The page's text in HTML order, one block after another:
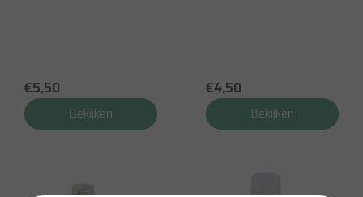
€5,50
Bekijken
€4,50
Bekijken